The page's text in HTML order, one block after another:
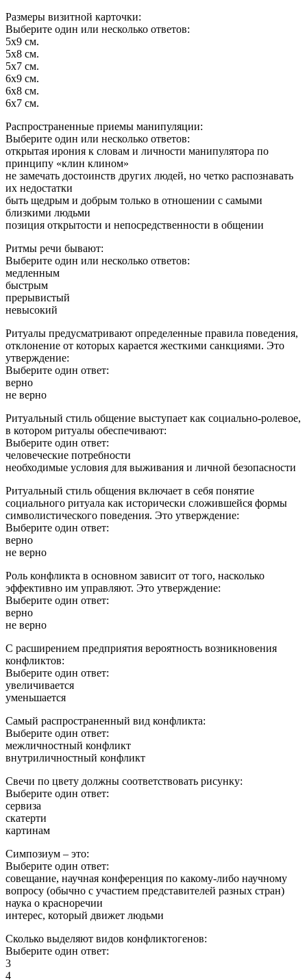
Размеры визитной карточки:
Выберите один или несколько ответов:
5х9 см.
5х8 см.
5х7 см.
6х9 см.
6х8 см.
6х7 см.
Распространенные приемы манипуляции:
Выберите один или несколько ответов:
открытая ирония к словам и личности манипулятора по
принципу «клин клином»
не замечать достоинств других людей, но четко распознавать
их недостатки
быть щедрым и добрым только в отношении с самыми
близкими людьми
позиция открытости и непосредственности в общении
Ритмы речи бывают:
Выберите один или несколько ответов:
медленным
быстрым
прерывистый
невысокий
Ритуалы предусматривают определенные правила поведения,
отклонение от которых карается жесткими санкциями. Это
утверждение:
Выберите один ответ:
верно
не верно
Ритуальный стиль общение выступает как социально-ролевое,
в котором ритуалы обеспечивают:
Выберите один ответ:
человеческие потребности
необходимые условия для выживания и личной безопасности
Ритуальный стиль общения включает в себя понятие
социального ритуала как исторически сложившейся формы
символистического поведения. Это утверждение:
Выберите один ответ:
верно
не верно
Роль конфликта в основном зависит от того, насколько
эффективно им управляют. Это утверждение:
Выберите один ответ:
верно
не верно
С расширением предприятия вероятность возникновения
конфликтов:
Выберите один ответ:
увеличивается
уменьшается
Самый распространенный вид конфликта:
Выберите один ответ:
межличностный конфликт
внутриличностный конфликт
Свечи по цвету должны соответствовать рисунку:
Выберите один ответ:
сервиза
скатерти
картинам
Симпозиум – это:
Выберите один ответ:
совещание, научная конференция по какому-либо научному
вопросу (обычно с участием представителей разных стран)
наука о красноречии
интерес, который движет людьми
Сколько выделяют видов конфликтогенов:
Выберите один ответ:
3
4